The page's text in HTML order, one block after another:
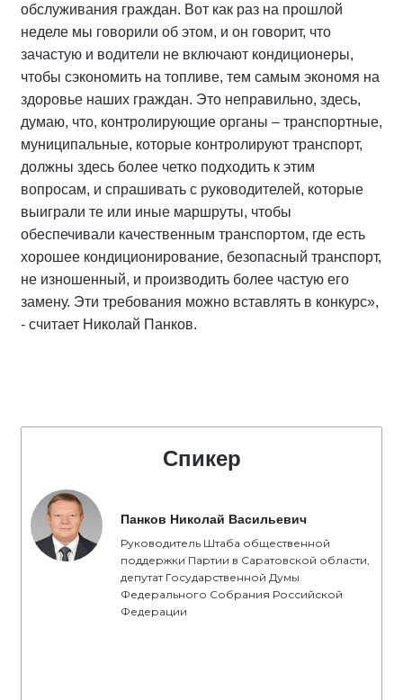
обслуживания граждан. Вот как раз на прошлой
неделе мы говорили об этом, и он говорит, что
зачастую и водители не включают кондиционеры,
чтобы сэкономить на топливе, тем самым экономя на
здоровье наших граждан. Это неправильно, здесь,
думаю, что, контролирующие органы – транспортные,
муниципальные, которые контролируют транспорт,
должны здесь более четко подходить к этим
вопросам, и спрашивать с руководителей, которые
выиграли те или иные маршруты, чтобы
обеспечивали качественным транспортом, где есть
хорошее кондиционирование, безопасный транспорт,
не изношенный, и производить более частую его
замену. Эти требования можно вставлять в конкурс»,
- считает Николай Панков.
Спикер
Панков Николай Васильевич
Руководитель Штаба общественной
поддержки Партии в Саратовской области,
депутат Государственной Думы
Федерального Собрания Российской
Федерации